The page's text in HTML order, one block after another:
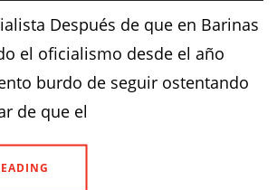
Después de que en Barinas
el oficialismo desde el año
burdo de seguir ostentando
de que el